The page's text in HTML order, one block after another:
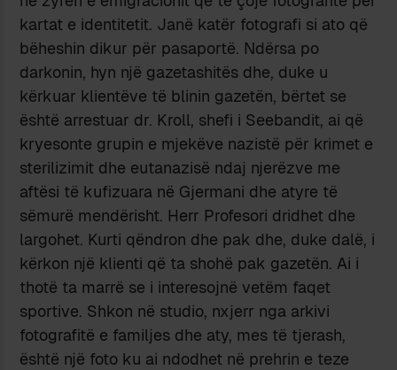
kartat e identitetit. Janë katër fotografi si ato që
bëheshin dikur për pasaportë. Ndërsa po
darkonin, hyn një gazetashitës dhe, duke u
kërkuar klientëve të blinin gazetën, bërtet se
është arrestuar dr. Kroll, shefi i Seebandit, ai që
kryesonte grupin e mjekëve nazistë për krimet e
sterilizimit dhe eutanazisë ndaj njerëzve me
aftësi të kufizuara në Gjermani dhe atyre të
sëmurë mendërisht. Herr Profesori dridhet dhe
largohet. Kurti qëndron dhe pak dhe, duke dalë, i
kërkon një klienti që ta shohë pak gazetën. Ai i
thotë ta marrë se i interesojnë vetëm faqet
sportive. Shkon në studio, nxjerr nga arkivi
fotografitë e familjes dhe aty, mes të tjerash,
është një foto ku ai ndodhet në prehrin e teze